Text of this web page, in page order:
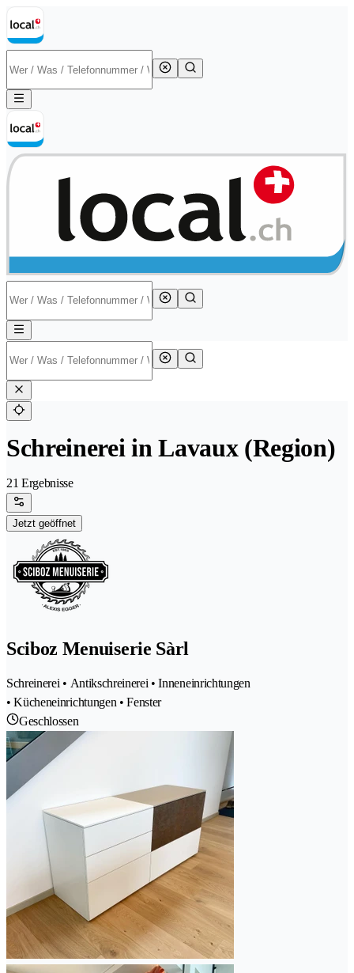
Schreinerei in Lavaux (Region)
21 Ergebnisse
Jetzt geöffnet
Sciboz Menuiserie Sàrl
Schreinerei • Antikschreinerei • Inneneinrichtungen
• Kücheneinrichtungen • Fenster
Geschlossen